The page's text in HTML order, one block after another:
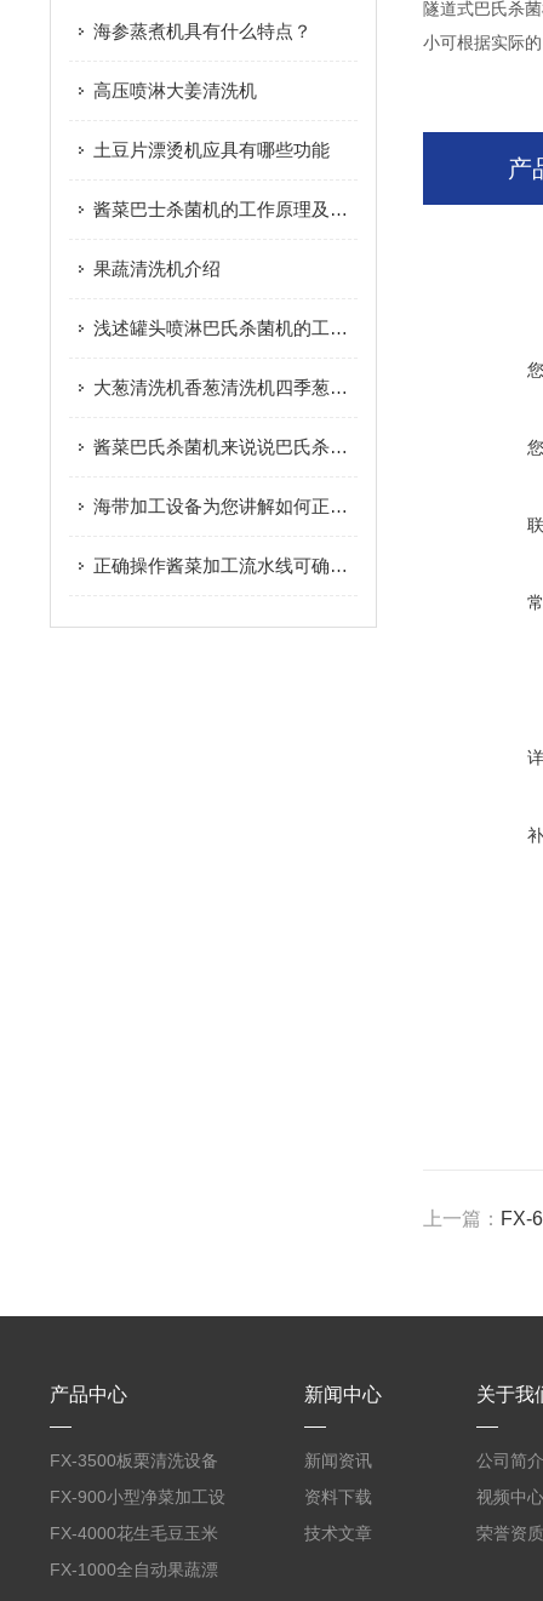
海参蒸煮机具有什么特点？
高压喷淋大姜清洗机
土豆片漂烫机应具有哪些功能
酱菜巴士杀菌机的工作原理及特点
果蔬清洗机介绍
浅述罐头喷淋巴氏杀菌机的工艺原理
大葱清洗机香葱清洗机四季葱清洗机设备说明 诸城市放心食品机械
酱菜巴氏杀菌机来说说巴氏杀菌机的历史由来
海带加工设备为您讲解如何正确清洗海带
正确操作酱菜加工流水线可确保产品质量
隧道式巴氏杀
小可根据实际
产
上一篇： FX-
产品中心
FX-3500板栗清洗设备
全自动气泡清洗机
FX-900小型净菜加工设
备野菜清洗机
FX-4000花生毛豆玉米
蒸煮漂烫机
FX-1000全自动果蔬漂
新闻中心
新闻资讯
资料下载
技术文章
关于我
公司简介
视频中心
荣誉资质